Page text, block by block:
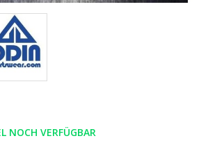
NOCH VERFÜGBAR